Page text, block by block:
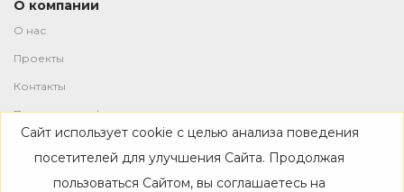
О компании
О нас
Проекты
Контакты
Политика конфиденциальности
Магазин
Каталог
Сайт использует cookie с целью анализа поведения
посетителей для улучшения Сайта. Продолжая
пользоваться Сайтом, вы соглашаетесь на